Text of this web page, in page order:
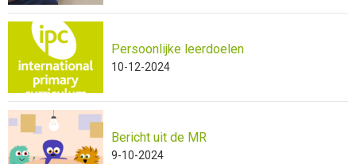
Persoonlijke leerdoelen
10-12-2024
Bericht uit de MR
9-10-2024